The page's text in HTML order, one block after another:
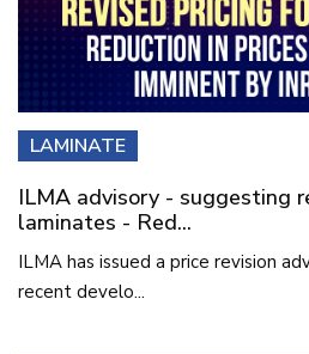
LAMINATE
ILMA advisory - suggesting
laminates - Red...
ILMA has issued a price revision
recent develo...